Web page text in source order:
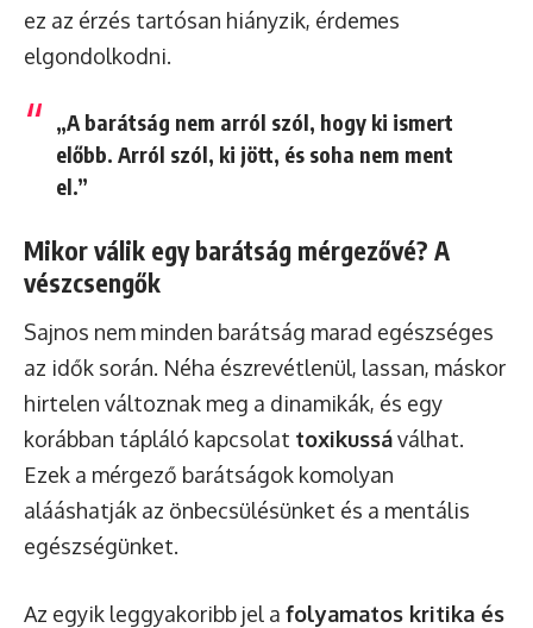
ez az érzés tartósan hiányzik, érdemes
elgondolkodni.
„A barátság nem arról szól, hogy ki ismert
előbb. Arról szól, ki jött, és soha nem ment
el.”
Mikor válik egy barátság mérgezővé? A
vészcsengők
Sajnos nem minden barátság marad egészséges
az idők során. Néha észrevétlenül, lassan, máskor
hirtelen változnak meg a dinamikák, és egy
korábban tápláló kapcsolat toxikussáválhat.
Ezek a mérgező barátságok komolyan
alááshatják az önbecsülésünket és a mentális
egészségünket.
Az egyik leggyakoribb jel a folyamatos kritika és